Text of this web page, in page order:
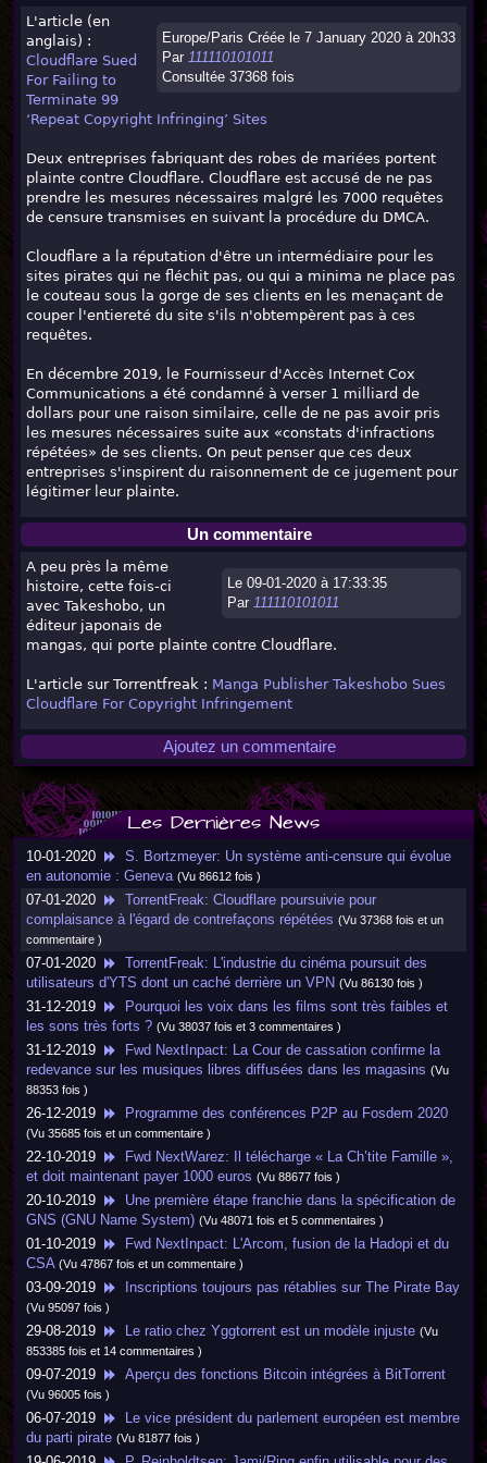
Europe/Paris Créée le 7 January 2020 à 20h33
Par 111110101011
Consultée 37368 fois
L'article (en
anglais) :
Cloudflare Sued
For Failing to
Terminate 99
‘Repeat Copyright Infringing’ Sites
Deux entreprises fabriquant des robes de mariées portent
plainte contre Cloudflare. Cloudflare est accusé de ne pas
prendre les mesures nécessaires malgré les 7000 requêtes
de censure transmises en suivant la procédure du DMCA.
Cloudflare a la réputation d'être un intermédiaire pour les
sites pirates qui ne fléchit pas, ou qui a minima ne place pas
le couteau sous la gorge de ses clients en les menaçant de
couper l'entiereté du site s'ils n'obtempèrent pas à ces
requêtes.
En décembre 2019, le Fournisseur d'Accès Internet Cox
Communications a été condamné à verser 1 milliard de
dollars pour une raison similaire, celle de ne pas avoir pris
les mesures nécessaires suite aux «constats d'infractions
répétées» de ses clients. On peut penser que ces deux
entreprises s'inspirent du raisonnement de ce jugement pour
légitimer leur plainte.
Un commentaire
Le 09-01-2020 à 17:33:35
Par 111110101011
A peu près la même
histoire, cette fois-ci
avec Takeshobo, un
éditeur japonais de
mangas, qui porte plainte contre Cloudflare.
L'article sur Torrentfreak : Manga Publisher Takeshobo Sues
Cloudflare For Copyright Infringement
Ajoutez un commentaire
Les Dernières News
10-01-2020
S. Bortzmeyer: Un système anti-censure qui évolue
en autonomie : Geneva (Vu 86612 fois )
07-01-2020
TorrentFreak: Cloudflare poursuivie pour
complaisance à l'égard de contrefaçons répétées (Vu 37368 fois et un
commentaire )
07-01-2020
TorrentFreak: L'industrie du cinéma poursuit des
utilisateurs d'YTS dont un caché derrière un VPN (Vu 86130 fois )
31-12-2019
Pourquoi les voix dans les films sont très faibles et
les sons très forts ? (Vu 38037 fois et 3 commentaires )
31-12-2019
Fwd NextInpact: La Cour de cassation confirme la
redevance sur les musiques libres diffusées dans les magasins (Vu
88353 fois )
26-12-2019 Programme des conférences P2P au Fosdem 2020
(Vu 35685 fois et un commentaire )
22-10-2019
Fwd NextWarez: Il télécharge « La Ch’tite Famille »,
et doit maintenant payer 1000 euros (Vu 88677 fois )
20-10-2019
Une première étape franchie dans la spécification de
GNS (GNU Name System) (Vu 48071 fois et 5 commentaires )
01-10-2019
Fwd NextInpact: L'Arcom, fusion de la Hadopi et du
CSA (Vu 47867 fois et un commentaire )
03-09-2019 Inscriptions toujours pas rétablies sur The Pirate Bay
(Vu 95097 fois )
29-08-2019 Le ratio chez Yggtorrent est un modèle injuste (Vu
853385 fois et 14 commentaires )
09-07-2019 Aperçu des fonctions Bitcoin intégrées à BitTorrent
(Vu 96005 fois )
06-07-2019
Le vice président du parlement européen est membre
du parti pirate (Vu 81877 fois )